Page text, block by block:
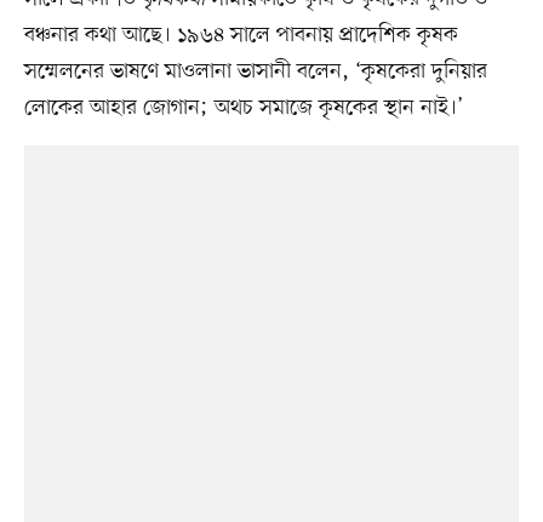
বঞ্চনার কথা আছে। ১৯৬৪ সালে পাবনায় প্রাদেশিক কৃষক
সম্মেলনের ভাষণে মাওলানা ভাসানী বলেন, ‘কৃষকেরা দুনিয়ার
লোকের আহার জোগান; অথচ সমাজে কৃষকের স্থান নাই।’